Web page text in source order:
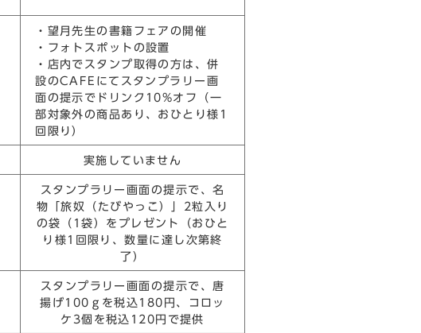
・望月先生の書籍フェアの開催
・フォトスポットの設置
・店内でスタンプ取得の方は、併
設のCAFEにてスタンプラリー画
面の提示でドリンク10%オフ（一
部対象外の商品あり、おひとり様1
回限り）
実施していません
スタンプラリー画面の提示で、名
物「旅奴（たびやっこ）」2粒入り
の袋（1袋）をプレゼント（おひと
り様1回限り、数量に達し次第終
了）
スタンプラリー画面の提示で、唐
揚げ100ℊを税込180円、コロッ
ケ3個を税込120円で提供